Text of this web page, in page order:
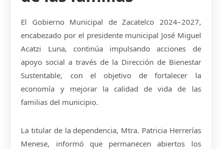
El Gobierno Municipal de Zacatelco 2024–2027,
encabezado por el presidente municipal José Miguel
Acatzi Luna, continúa impulsando acciones de
apoyo social a través de la Dirección de Bienestar
Sustentable, con el objetivo de fortalecer la
economía y mejorar la calidad de vida de las
familias del municipio.
La titular de la dependencia, Mtra. Patricia Herrerías
Menese, informó que permanecen abiertos los